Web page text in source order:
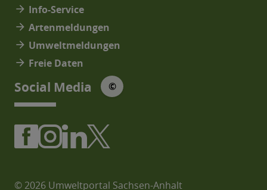
arrow_forward Info-Service
arrow_forward Artenmeldungen
arrow_forward Umweltmeldungen
arrow_forward Freie Daten
Social Media © © Social Media Icons: jam-
© 2026 Umweltportal Sachsen-Anhalt